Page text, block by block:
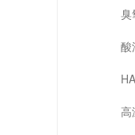
臭
酸